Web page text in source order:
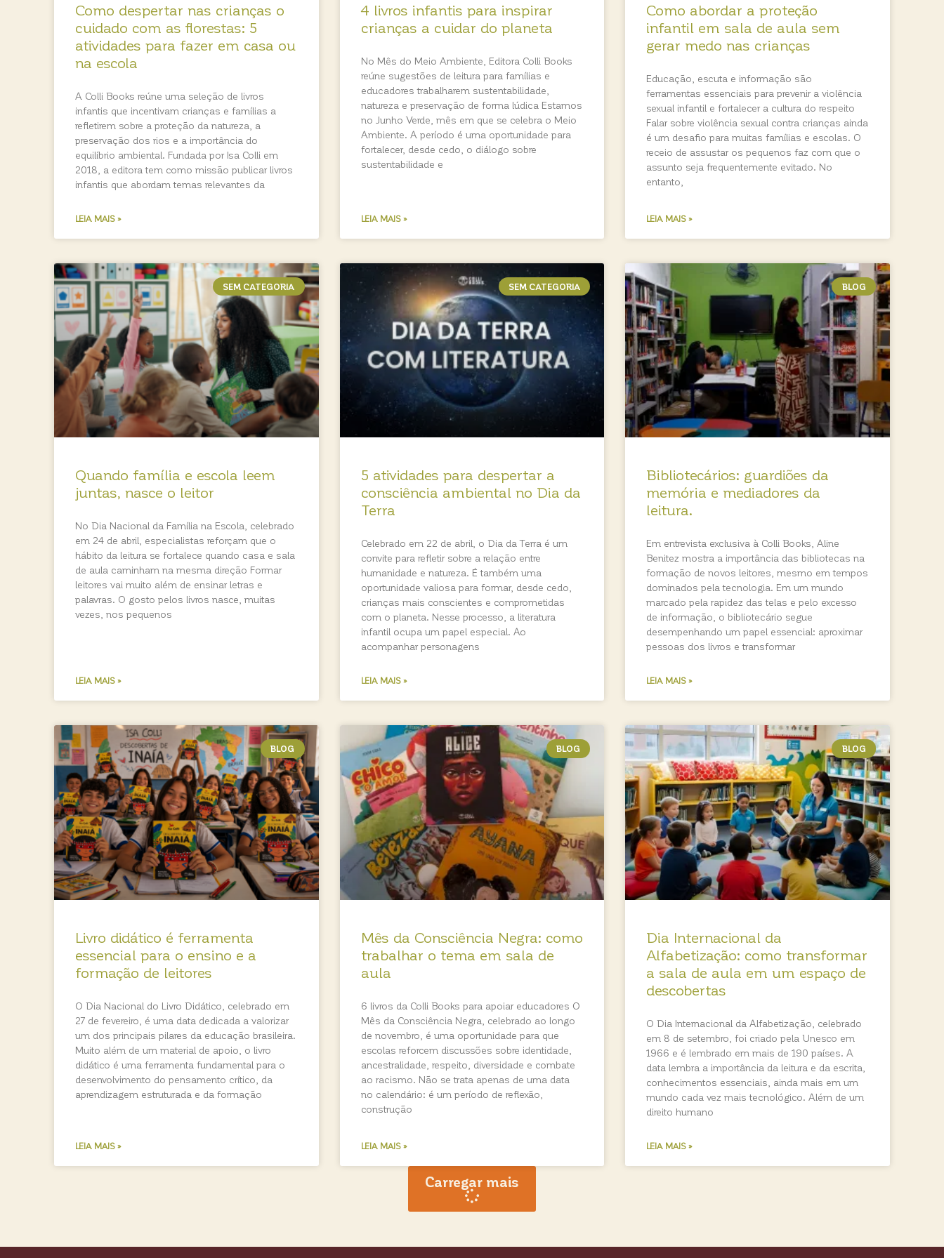
Como despertar nas crianças o
cuidado com as florestas: 5
atividades para fazer em casa ou
na escola
A Colli Books reúne uma seleção de livros
infantis que incentivam crianças e famílias a
refletirem sobre a proteção da natureza, a
preservação dos rios e a importância do
equilíbrio ambiental. Fundada por Isa Colli em
2018, a editora tem como missão publicar livros
infantis que abordam temas relevantes da
LEIA MAIS »
4 livros infantis para inspirar
crianças a cuidar do planeta
No Mês do Meio Ambiente, Editora Colli Books
reúne sugestões de leitura para famílias e
educadores trabalharem sustentabilidade,
natureza e preservação de forma lúdica Estamos
no Junho Verde, mês em que se celebra o Meio
Ambiente. A período é uma oportunidade para
fortalecer, desde cedo, o diálogo sobre
sustentabilidade e
LEIA MAIS »
Como abordar a proteção
infantil em sala de aula sem
gerar medo nas crianças
Educação, escuta e informação são
ferramentas essenciais para prevenir a violência
sexual infantil e fortalecer a cultura do respeito
Falar sobre violência sexual contra crianças ainda
é um desafio para muitas famílias e escolas. O
receio de assustar os pequenos faz com que o
assunto seja frequentemente evitado. No
entanto,
LEIA MAIS »
SEM CATEGORIA
Quando família e escola leem
juntas, nasce o leitor
No Dia Nacional da Família na Escola, celebrado
em 24 de abril, especialistas reforçam que o
hábito da leitura se fortalece quando casa e sala
de aula caminham na mesma direção Formar
leitores vai muito além de ensinar letras e
palavras. O gosto pelos livros nasce, muitas
vezes, nos pequenos
LEIA MAIS »
SEM CATEGORIA
5 atividades para despertar a
consciência ambiental no Dia da
Terra
Celebrado em 22 de abril, o Dia da Terra é um
convite para refletir sobre a relação entre
humanidade e natureza. É também uma
oportunidade valiosa para formar, desde cedo,
crianças mais conscientes e comprometidas
com o planeta. Nesse processo, a literatura
infantil ocupa um papel especial. Ao
acompanhar personagens
LEIA MAIS »
BLOG
Bibliotecários: guardiões da
memória e mediadores da
leitura.
Em entrevista exclusiva à Colli Books, Aline
Benitez mostra a importância das bibliotecas na
formação de novos leitores, mesmo em tempos
dominados pela tecnologia. Em um mundo
marcado pela rapidez das telas e pelo excesso
de informação, o bibliotecário segue
desempenhando um papel essencial: aproximar
pessoas dos livros e transformar
LEIA MAIS »
BLOG
Livro didático é ferramenta
essencial para o ensino e a
formação de leitores
O Dia Nacional do Livro Didático, celebrado em
27 de fevereiro, é uma data dedicada a valorizar
um dos principais pilares da educação brasileira.
Muito além de um material de apoio, o livro
didático é uma ferramenta fundamental para o
desenvolvimento do pensamento crítico, da
aprendizagem estruturada e da formação
LEIA MAIS »
BLOG
Mês da Consciência Negra: como
trabalhar o tema em sala de
aula
6 livros da Colli Books para apoiar educadores O
Mês da Consciência Negra, celebrado ao longo
de novembro, é uma oportunidade para que
escolas reforcem discussões sobre identidade,
ancestralidade, respeito, diversidade e combate
ao racismo. Não se trata apenas de uma data
no calendário: é um período de reflexão,
construção
LEIA MAIS »
BLOG
Dia Internacional da
Alfabetização: como transformar
a sala de aula em um espaço de
descobertas
O Dia Internacional da Alfabetização, celebrado
em 8 de setembro, foi criado pela Unesco em
1966 e é lembrado em mais de 190 países. A
data lembra a importância da leitura e da escrita,
conhecimentos essenciais, ainda mais em um
mundo cada vez mais tecnológico. Além de um
direito humano
LEIA MAIS »
Carregar mais